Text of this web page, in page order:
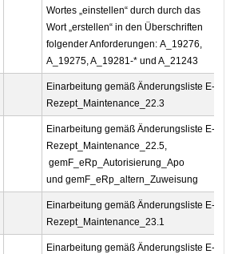
Wortes „einstellen“ durch durch das
Wort „erstellen“ in den Überschriften
folgender Anforderungen: A_19276,
A_19275, A_19281-* und A_21243
Einarbeitung gemäß Änderungsliste E-
Rezept_Maintenance_22.3
Einarbeitung gemäß Änderungsliste E-
Rezept_Maintenance_22.5,
gemF_eRp_Autorisierung_Apo
und gemF_eRp_altern_Zuweisung
Einarbeitung gemäß Änderungsliste E-
Rezept_Maintenance_23.1
Einarbeitung gemäß Änderungsliste E-